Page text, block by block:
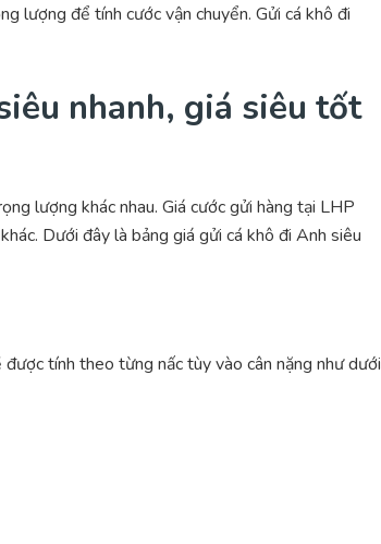
lượng để tính cước vận chuyển. Gửi cá khô đi
nhanh, giá siêu tốt
lượng khác nhau. Giá cước gửi hàng tại LHP
Dưới đây là bảng giá gửi cá khô đi Anh siêu
tính theo từng nấc tùy vào cân nặng như dưới